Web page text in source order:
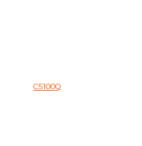
C5100Q